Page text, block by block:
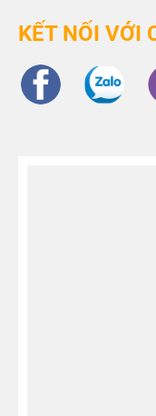
KẾT NỐI VỚI